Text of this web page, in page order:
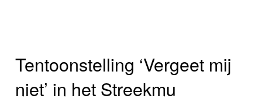
Tentoonstelling ‘Vergeet mij
niet’ in het Streekmu